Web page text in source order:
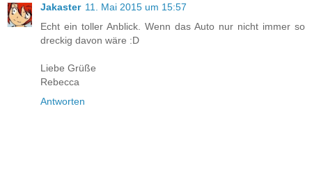
Jakaster 11. Mai 2015 um 15:57
Echt ein toller Anblick. Wenn das Auto nur nicht immer so
dreckig davon wäre :D
Liebe Grüße
Rebecca
Antworten